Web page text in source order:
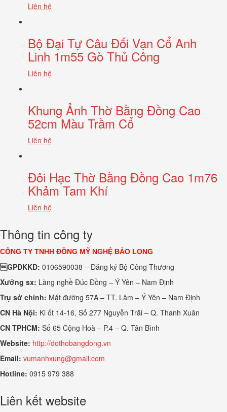
Liên hệ
Bộ Đại Tự Câu Đối Vạn Cổ Anh
Linh 1m55 Gò Thủ Công
Liên hệ
Khung Ảnh Thờ Bằng Đồng Cao
52cm Màu Trầm Cổ
Liên hệ
Đôi Hạc Thờ Bằng Đồng Cao 1m76
Khảm Tam Khí
Liên hệ
Thông tin công ty
CÔNG TY TNHH ĐỒNG MỸ NGHỆ BẢO LONG
GPĐKKD: 0106590038 – Đăng ký Bộ Công Thương
Xưởng sx: Làng nghề Đúc Đồng – Ý Yên – Nam Định
Trụ sở chính: Mặt đường 57A – TT. Lâm – Ý Yên – Nam Định
CN Hà Nội: Ki ốt 14-16, Số 277 Nguyễn Trãi – Q. Thanh Xuân
CN TPHCM: Số 65 Cộng Hoà – P.4 – Q. Tân Bình
Website: http://dothobangdong.vn
Email: vumanhxung@gmail.com
Hotline: 0915 979 388
Liên kết website